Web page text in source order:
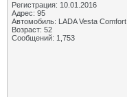
Регистрация: 10.01.2016
Адрес: 95
Автомобиль: LADA Vesta Сomfort
Возраст: 52
Сообщений: 1,753